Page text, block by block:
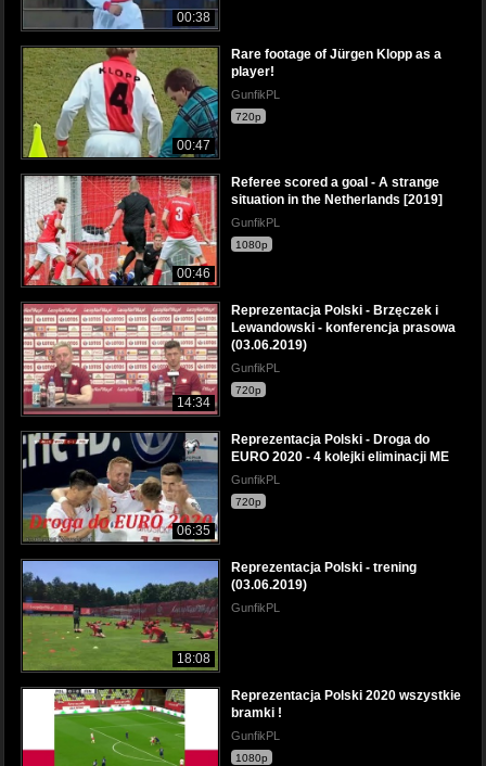
00:38
00:47
Rare footage of Jürgen Klopp as a
player!
GunfikPL
720p
00:46
Referee scored a goal - A strange
situation in the Netherlands [2019]
GunfikPL
1080p
14:34
Reprezentacja Polski - Brzęczek i
Lewandowski - konferencja prasowa
(03.06.2019)
GunfikPL
720p
06:35
Reprezentacja Polski - Droga do
EURO 2020 - 4 kolejki eliminacji ME
GunfikPL
720p
18:08
Reprezentacja Polski - trening
(03.06.2019)
GunfikPL
Reprezentacja Polski 2020 wszystkie
bramki !
GunfikPL
1080p